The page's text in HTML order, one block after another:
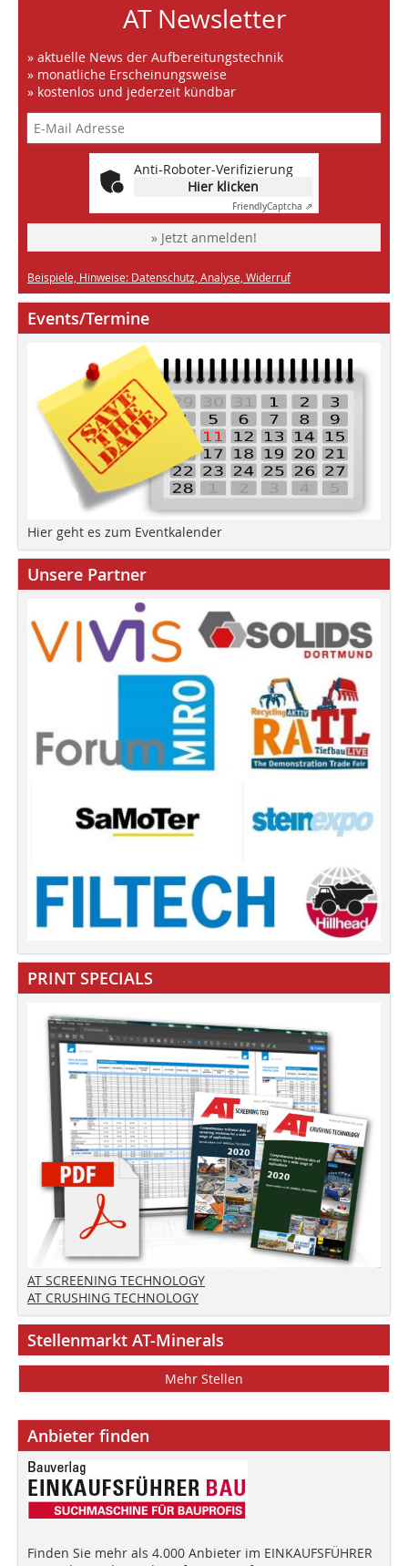
AT Newsletter
» aktuelle News der Aufbereitungstechnik
» monatliche Erscheinungsweise
» kostenlos und jederzeit kündbar
Anti-Roboter-Verifizierung
Hier klicken
FriendlyCaptcha ⇗
» Jetzt anmelden!
Beispiele, Hinweise: Datenschutz, Analyse, Widerruf
Events/Termine
Hier geht es zum Eventkalender
Unsere Partner
PRINT SPECIALS
AT SCREENING TECHNOLOGY
AT CRUSHING TECHNOLOGY
Stellenmarkt AT-Minerals
Mehr Stellen
Anbieter finden
Finden Sie mehr als 4.000 Anbieter im EINKAUFSFÜHRER